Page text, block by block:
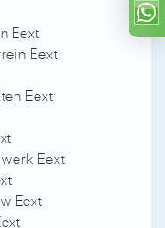
Eext
Eext
Eext
Eext
Eext